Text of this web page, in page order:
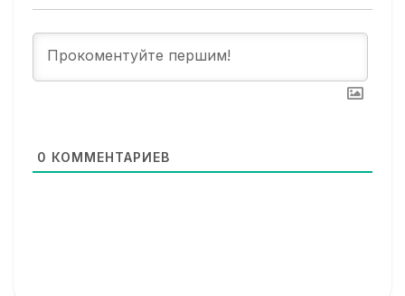
0 КОММЕНТАРИЕВ